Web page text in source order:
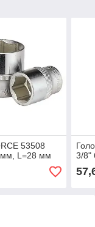
53508
мм, L=28 мм
3/8"